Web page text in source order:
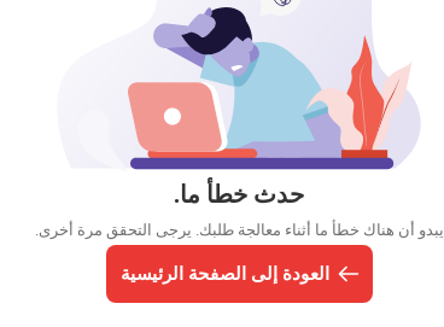
حدث خطأ ما.
يبدو أن هناك خطأ ما أثناء معالجة طلبك. يرجى التحقق مرة أخرى.
العودة إلى الصفحة الرئيسية